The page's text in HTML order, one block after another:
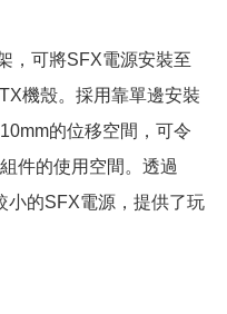
，可將SFX電源安裝至
機殼。採用靠單邊安裝
的位移空間，可令
件的使用空間。透過
小的SFX電源，提供了玩